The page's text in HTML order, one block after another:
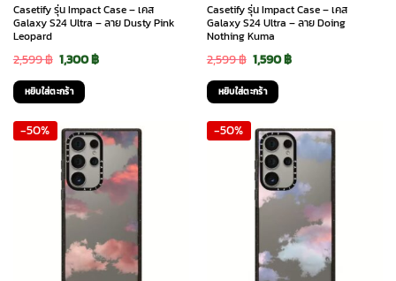
Casetify รุ่น Impact Case – เคส
Galaxy S24 Ultra – ลาย Dusty Pink
Leopard
2,599฿ Original
price
was:
2,599 ฿.
1,300฿Current
1,300 ฿.
หยิบใส่ตะกร้า
Casetify รุ่น Impact Case – เคส
Galaxy S24 Ultra – ลาย Doing
Nothing Kuma
2,599฿ Original
price
was:
2,599 ฿.
1,590฿Current
1,590 ฿.
หยิบใส่ตะกร้า
-50% -50%